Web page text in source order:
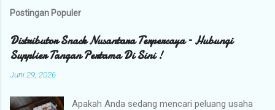
Postingan Populer
Distributor Snack Nusantara Terpercaya – Hubungi
Supplier Tangan Pertama Di Sini !
Juni 29, 2026
Apakah Anda sedang mencari peluang usaha